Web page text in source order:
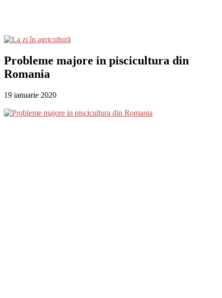
Probleme majore in piscicultura din
Romania
19 ianuarie 2020